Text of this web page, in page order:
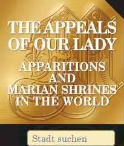
KUBA
COSTA RICA
CARTAGO
EGITTO
ZEITUN
GERMANIA
KEVELAER
HEROLDSBACH
HEEDE
MARIENFRIED
INDIA
VAILANKANNI
KALLIKULAM